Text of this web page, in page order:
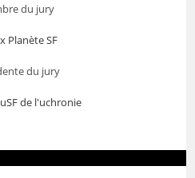
du jury
du jury